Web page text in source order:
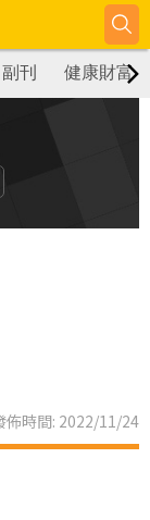
副刊 健康財富
佈時間: 2022/11/24